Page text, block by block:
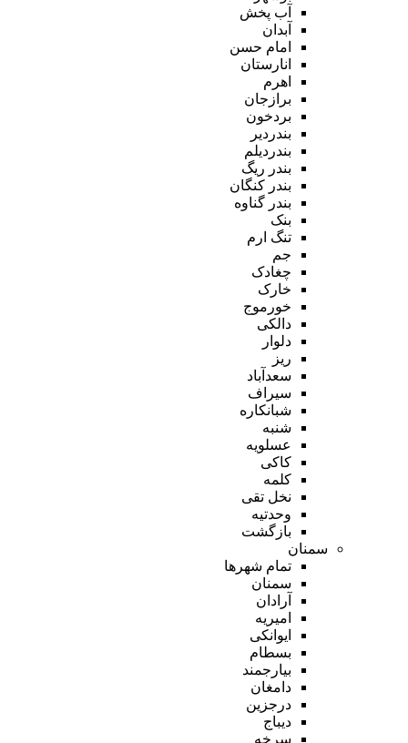
آب پخش
آبدان
امام حسن
انارستان
اهرم
برازجان
بردخون
بندردیر
بندردیلم
بندر ریگ
بندر کنگان
بندر گناوه
بنک
تنگ ارم
جم
چغادک
خارک
خورموج
دالکی
دلوار
ریز
سعدآباد
سیراف
شبانکاره
شنبه
عسلویه
کاکی
کلمه
نخل تقی
وحدتیه
بازگشت
سمنان
تمام شهر‌ها
سمنان
آرادان
امیریه
ایوانکی
بسطام
بیارجمند
دامغان
درجزین
دیباج
سرخه